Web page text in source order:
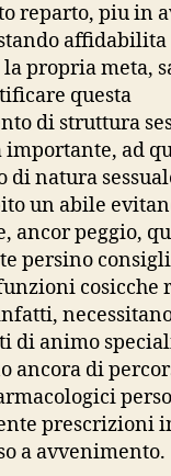
reparto, piu in
propria meta,
questa
di struttura
importante, ad
natura
un abile
ancor peggio,
persino
cosicche
di animo
ancora di
prescrizioni
a avvenimento.